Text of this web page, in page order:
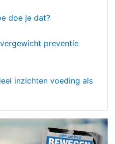
doe je dat?
preventie
inzichten voeding als